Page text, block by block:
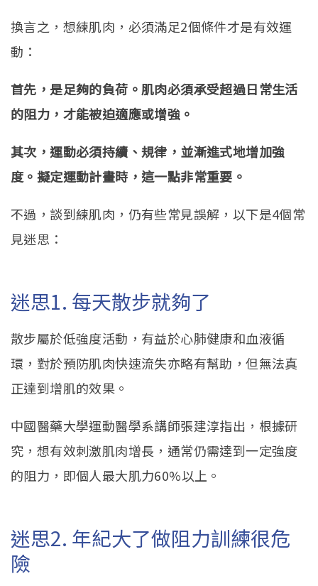
換言之，想練肌肉，必須滿足2個條件才是有效運
動：
首先，是足夠的負荷。肌肉必須承受超過日常生活
的阻力，才能被迫適應或增強。
其次，運動必須持續、規律，並漸進式地增加強
度。擬定運動計畫時，這一點非常重要。
不過，談到練肌肉，仍有些常見誤解，以下是4個常
見迷思：
迷思1. 每天散步就夠了
散步屬於低強度活動，有益於心肺健康和血液循
環，對於預防肌肉快速流失亦略有幫助，但無法真
正達到增肌的效果。
中國醫藥大學運動醫學系講師張建淳指出，根據研
究，想有效刺激肌肉增長，通常仍需達到一定強度
的阻力，即個人最大肌力60%以上。
迷思2. 年紀大了做阻力訓練很危
險